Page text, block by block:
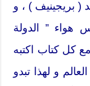
بريجينيف ) ، و
هواء ” الدولة
كل كتاب اكتبه
و لهذا تبدو